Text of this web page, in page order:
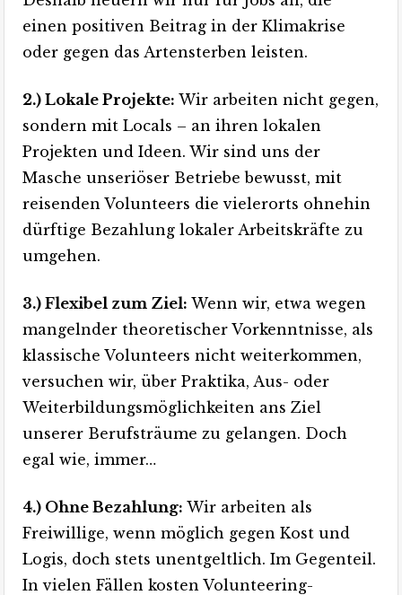
einen positiven Beitrag in der Klimakrise
oder gegen das Artensterben leisten.
2.) Lokale Projekte: Wir arbeiten nicht gegen,
sondern mit Locals – an ihren lokalen
Projekten und Ideen. Wir sind uns der
Masche unseriöser Betriebe bewusst, mit
reisenden Volunteers die vielerorts ohnehin
dürftige Bezahlung lokaler Arbeitskräfte zu
umgehen.
3.) Flexibel zum Ziel: Wenn wir, etwa wegen
mangelnder theoretischer Vorkenntnisse, als
klassische Volunteers nicht weiterkommen,
versuchen wir, über Praktika, Aus- oder
Weiterbildungsmöglichkeiten ans Ziel
unserer Berufsträume zu gelangen. Doch
egal wie, immer…
4.) Ohne Bezahlung: Wir arbeiten als
Freiwillige, wenn möglich gegen Kost und
Logis, doch stets unentgeltlich. Im Gegenteil.
In vielen Fällen kosten Volunteering-